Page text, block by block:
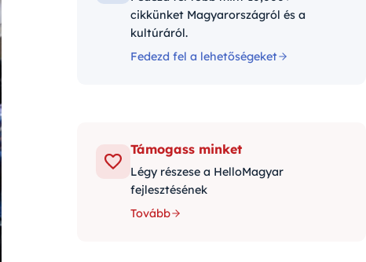
cikkünket Magyarországról és a
kultúráról.
Fedezd fel a lehetőségeket
Támogass minket
Légy részese a HelloMagyar
fejlesztésének
Tovább